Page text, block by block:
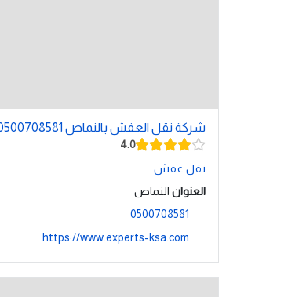
شركة نقل العفش بالنماص 0500708581 مع الفك والتركيب
4.0
نقل عفش
العنوان النماص
0500708581
https://www.experts-ksa.com